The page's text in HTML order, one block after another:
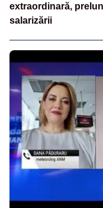
extraordinară,
salarizării